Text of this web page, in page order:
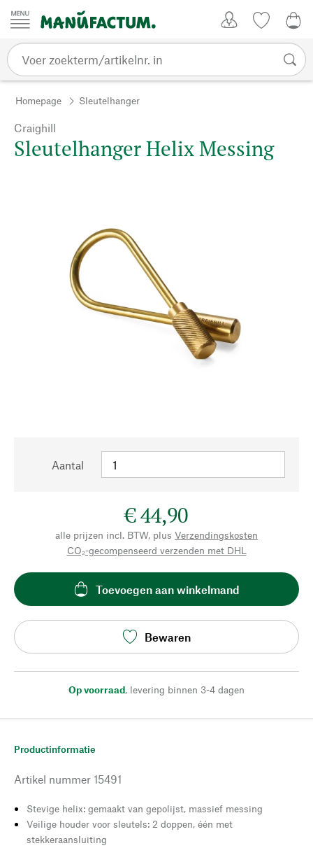
Passer au contenu
Homepage Sleutelhanger
Craighill
Sleutelhanger Helix Messing
Aantal
€ 44,90
alle prijzen incl. BTW, plus Verzendingskosten
CO₂-gecompenseerd verzenden met DHL
Toevoegen aan winkelmand
Bewaren
Op voorraad, levering binnen 3-4 dagen
Productinformatie
Artikel nummer 15491
Stevige helix: gemaakt van gepolijst, massief messing
Veilige houder voor sleutels: 2 doppen, één met
stekkeraansluiting